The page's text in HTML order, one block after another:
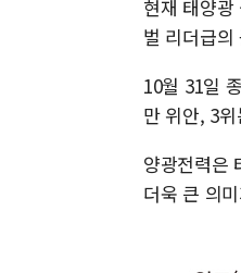
현재 태양
벌 리더급
10월 31일
만 위안, 3
양광전력은
더욱 큰 의